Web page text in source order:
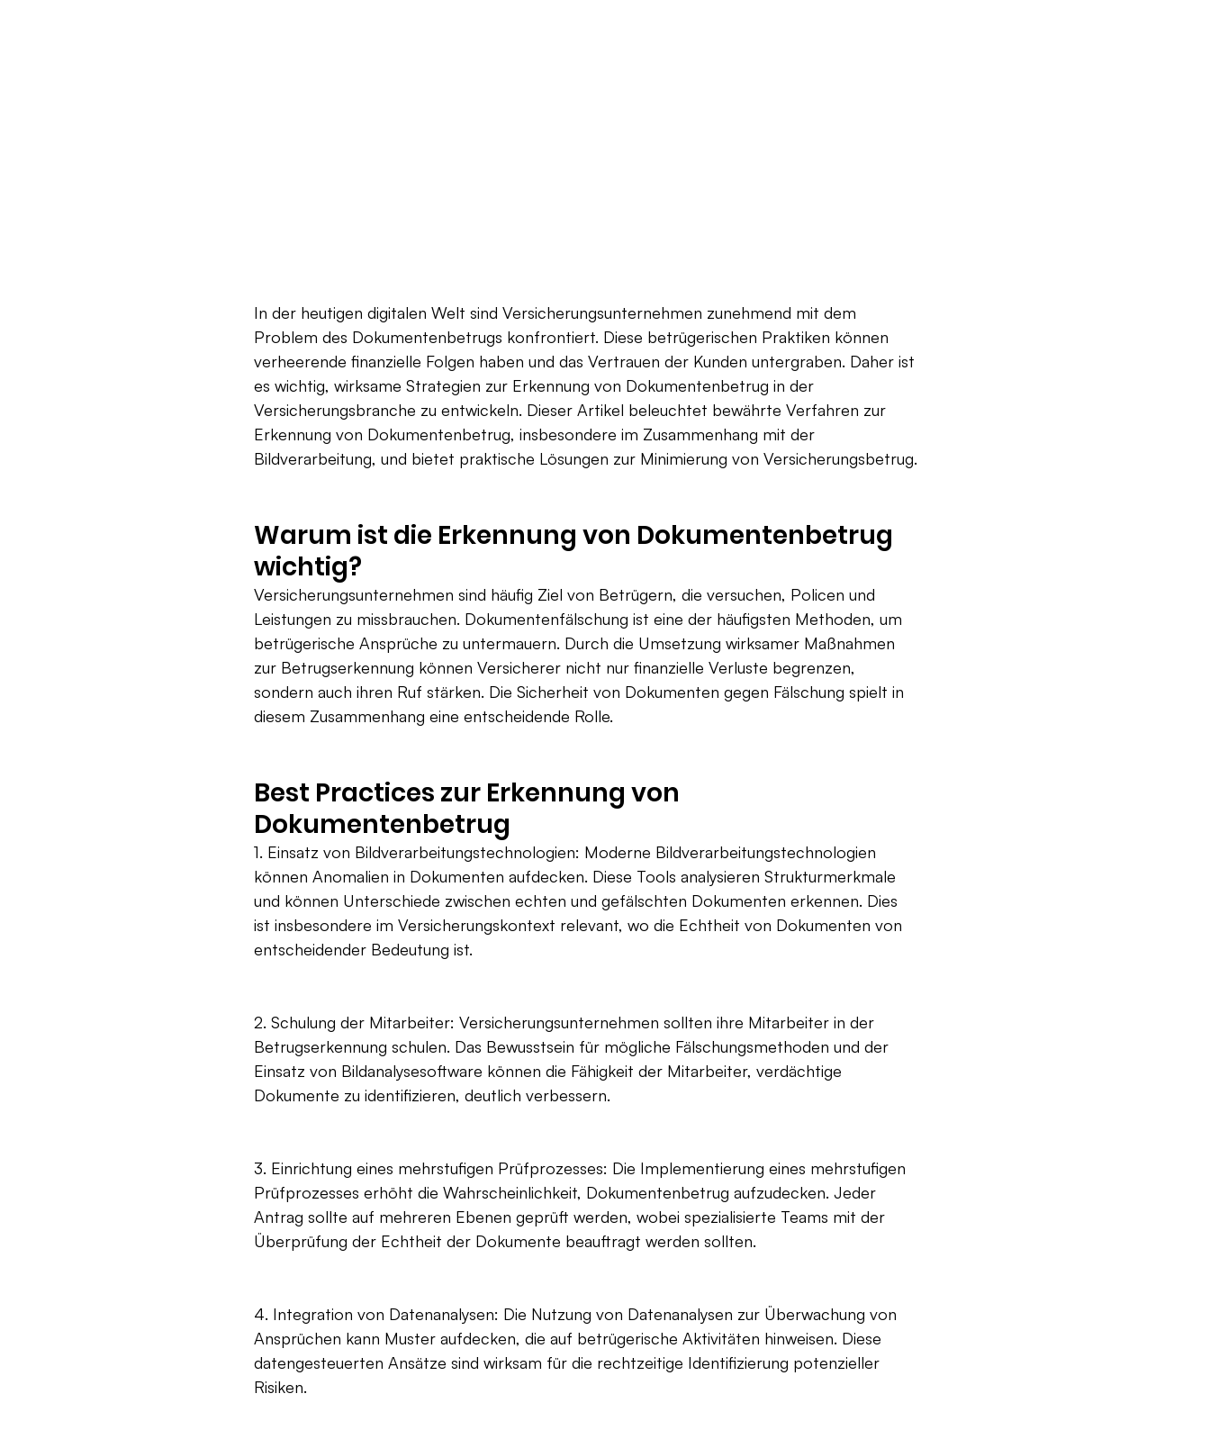
In der heutigen digitalen Welt sind Versicherungsunternehmen zunehmend mit dem
Problem des Dokumentenbetrugs konfrontiert. Diese betrügerischen Praktiken können
verheerende finanzielle Folgen haben und das Vertrauen der Kunden untergraben. Daher ist
es wichtig, wirksame Strategien zur Erkennung von Dokumentenbetrug in der
Versicherungsbranche zu entwickeln. Dieser Artikel beleuchtet bewährte Verfahren zur
Erkennung von Dokumentenbetrug, insbesondere im Zusammenhang mit der
Bildverarbeitung, und bietet praktische Lösungen zur Minimierung von Versicherungsbetrug.
Warum ist die Erkennung von Dokumentenbetrug
wichtig?
Versicherungsunternehmen sind häufig Ziel von Betrügern, die versuchen, Policen und
Leistungen zu missbrauchen. Dokumentenfälschung ist eine der häufigsten Methoden, um
betrügerische Ansprüche zu untermauern. Durch die Umsetzung wirksamer Maßnahmen
zur Betrugserkennung können Versicherer nicht nur finanzielle Verluste begrenzen,
sondern auch ihren Ruf stärken. Die Sicherheit von Dokumenten gegen Fälschung spielt in
diesem Zusammenhang eine entscheidende Rolle.
Best Practices zur Erkennung von
Dokumentenbetrug
1. Einsatz von Bildverarbeitungstechnologien: Moderne Bildverarbeitungstechnologien
können Anomalien in Dokumenten aufdecken. Diese Tools analysieren Strukturmerkmale
und können Unterschiede zwischen echten und gefälschten Dokumenten erkennen. Dies
ist insbesondere im Versicherungskontext relevant, wo die Echtheit von Dokumenten von
entscheidender Bedeutung ist.
2. Schulung der Mitarbeiter: Versicherungsunternehmen sollten ihre Mitarbeiter in der
Betrugserkennung schulen. Das Bewusstsein für mögliche Fälschungsmethoden und der
Einsatz von Bildanalysesoftware können die Fähigkeit der Mitarbeiter, verdächtige
Dokumente zu identifizieren, deutlich verbessern.
3. Einrichtung eines mehrstufigen Prüfprozesses: Die Implementierung eines mehrstufigen
Prüfprozesses erhöht die Wahrscheinlichkeit, Dokumentenbetrug aufzudecken. Jeder
Antrag sollte auf mehreren Ebenen geprüft werden, wobei spezialisierte Teams mit der
Überprüfung der Echtheit der Dokumente beauftragt werden sollten.
4. Integration von Datenanalysen: Die Nutzung von Datenanalysen zur Überwachung von
Ansprüchen kann Muster aufdecken, die auf betrügerische Aktivitäten hinweisen. Diese
datengesteuerten Ansätze sind wirksam für die rechtzeitige Identifizierung potenzieller
Risiken.